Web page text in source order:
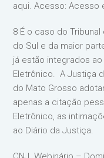
aqui. Acesso: Acesso
8 É o caso do
do Sul e da maior
já estão integrados
Eletrônico. A Justiça
do Mato Grosso
apenas a citação
Eletrônico, as
ao Diário da Justiça.